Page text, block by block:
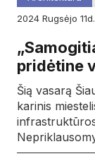
2024
rugsėjo 11d.
pridėtine
Šią vasarą
karinis